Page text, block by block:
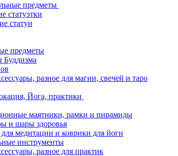
предметы
статуэтки
статуи
предметы
Буддизма
разное для магии, свечей и таро
Йога, практики
маятники, рамки и пирамиды
и шары здоровья
медитации и коврики для йоги
инструменты
разное для практик